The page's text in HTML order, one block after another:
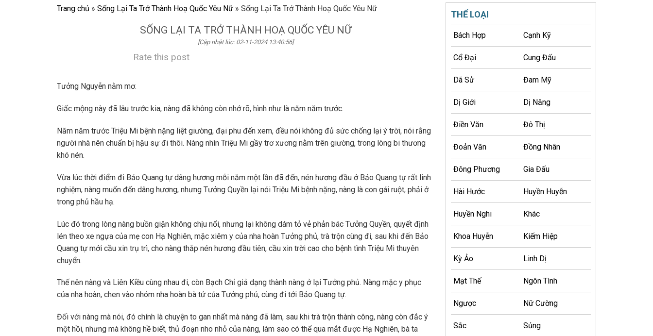
Trang chủ » Sống Lại Ta Trở Thành Hoạ Quốc Yêu Nữ » Sống Lại Ta Trở Thành Hoạ Quốc Yêu Nữ
SỐNG LẠI TA TRỞ THÀNH HOẠ QUỐC YÊU NỮ
[Cập nhật lúc: 02-11-2024 13:40:56]
Rate this post
Tưởng Nguyễn nằm mơ.
Giấc mộng này đã lâu trước kia, nàng đã không còn nhớ rõ, hình như là năm năm trước.
Năm năm trước Triệu Mi bệnh nặng liệt giường, đại phu đến xem, đều nói không đủ sức chống lại ý trời, nói rằng
người nhà nên chuẩn bị hậu sự đi thôi. Nàng nhìn Triệu Mi gầy trơ xương nằm trên giường, trong lòng bi thương
khó nén.
Vừa lúc thời điểm đi Bảo Quang tự dâng hương mỗi năm một lần đã đến, nén hương đầu ở Bảo Quang tự rất linh
nghiệm, nàng muốn đến dâng hương, nhưng Tưởng Quyền lại nói Triệu Mi bệnh nặng, nàng là con gái ruột, phải ở
trong phủ hầu hạ.
Lúc đó trong lòng nàng buồn giận không chịu nổi, nhưng lại không dám tỏ vẻ phản bác Tưởng Quyền, quyết định
lén theo xe ngựa của mẹ con Hạ Nghiên, mặc xiêm y của nha hoàn Tưởng phủ, trà trộn cùng đi, sau khi đến Bảo
Quang tự mới cầu xin trụ trì, cho nàng thắp nén hương đầu tiên, cầu xin trời cao cho bệnh tình Triệu Mi thuyên
chuyển.
Thế nên nàng và Liên Kiều cùng nhau đi, còn Bạch Chỉ giả dạng thành nàng ở lại Tưởng phủ. Nàng mặc y phục
của nha hoàn, chen vào nhóm nha hoàn bà tử của Tưởng phủ, cùng đi tới Bảo Quang tự.
Đối với nàng mà nói, đó chính là chuyện to gan nhất mà nàng đã làm, sau khi trà trộn thành công, nàng còn đắc ý
một hồi, nhưng mà không hề biết, thủ đoạn nho nhỏ của nàng, làm sao có thể qua mắt được Hạ Nghiên, bà ta
THỂ LOẠI
Bách Hợp Cạnh Kỹ
Cổ Đại Cung Đấu
Dã Sử Đam Mỹ
Dị Giới Dị Năng
Điền Văn Đô Thị
Đoản Văn Đồng Nhân
Đông Phương Gia Đấu
Hài Hước Huyền Huyễn
Huyền Nghi Khác
Khoa Huyễn Kiếm Hiệp
Kỳ Ảo Linh Dị
Mạt Thế Ngôn Tình
Ngược Nữ Cường
Sắc Sủng